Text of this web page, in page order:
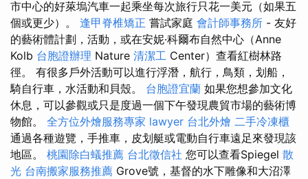
市中心的好萊塢汽車一起乘坐每次旅行只花一美元（如果五
個或更少）。 逢甲脊椎矯正 嘗試家庭 會計師事務所 - 友好
的藝術體計劃，活動，或在安妮·科爾布自然中心（Anne
Kolb 台胞證辦理 Nature 清潔工 Center）查看紅樹林路
徑。 有很多戶外活動可以進行浮潛，航行，鳥類，划船，
騎自行車，水活動和貝殼。 台胞證宜蘭 如果您想參加文化
休息，可以參觀或只是度過一個下午發現農貿市場的藝術博
物館。 全方位外燴服務專家 lawyer 台北外燴 二手冷凍櫃
通過各種遊覽，手推車，皮划艇或電動自行車遠足來發現該
地區。 桃園除白蟻推薦 台北徵信社 您可以查看Spiegel 散
光 台南搬家服務推薦 Grove號，基督的水下雕像和大沼澤